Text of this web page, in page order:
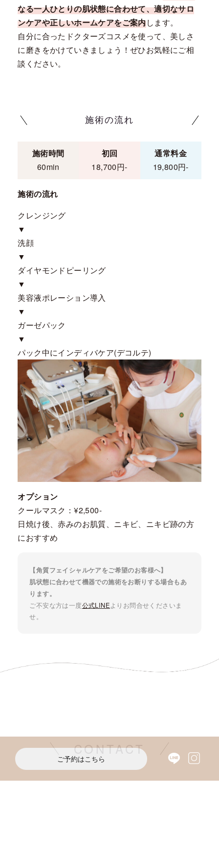
なる一人ひとりの肌状態に合わせて、適切なサロ
ンケアや正しいホームケアをご案内します。
自分に合ったドクターズコスメを使って、美しさ
に磨きをかけていきましょう！ぜひお気軽にご相
談ください。
施術の流れ
施術時間
60min
初回
18,700円-
通常料金
19,800円-
施術の流れ
クレンジング
▼
洗顔
▼
ダイヤモンドピーリング
▼
美容液ポレーション導入
▼
ガーゼパック
▼
パック中にインディバケア(デコルテ)
オプション
クールマスク：¥2,500-
日焼け後、赤みのお肌質、ニキビ、ニキビ跡の方
におすすめ
【角質フェイシャルケアをご希望のお客様へ】
肌状態に合わせて機器での施術をお断りする場合もあ
ります。
ご不安な方は一度公式LINEよりお問合せくださいま
せ。
CONTACT
ご予約はこちら